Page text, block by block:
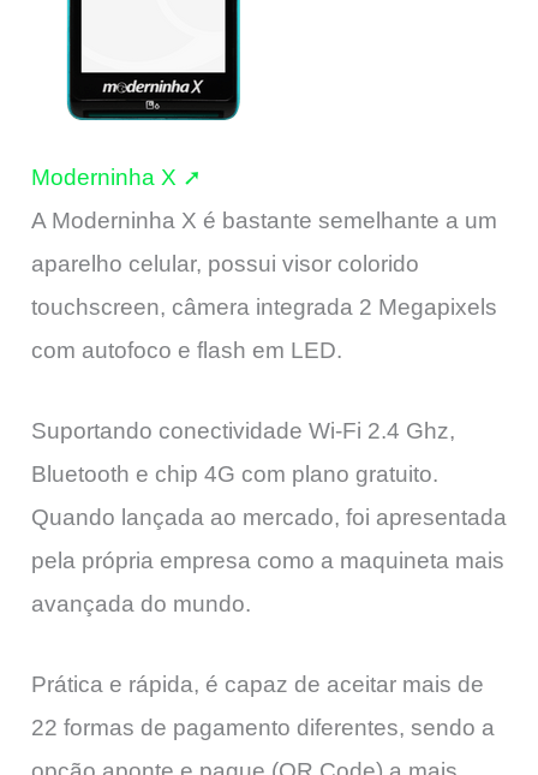
Moderninha X ➚
A Moderninha X é bastante semelhante a um
aparelho celular, possui visor colorido
touchscreen, câmera integrada 2 Megapixels
com autofoco e flash em LED.
Suportando conectividade Wi-Fi 2.4 Ghz,
Bluetooth e chip 4G com plano gratuito.
Quando lançada ao mercado, foi apresentada
pela própria empresa como a maquineta mais
avançada do mundo.
Prática e rápida, é capaz de aceitar mais de
22 formas de pagamento diferentes, sendo a